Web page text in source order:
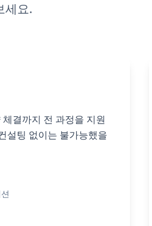
세요.
결까지 전 과정을 지원
설팅 없이는 불가능했을